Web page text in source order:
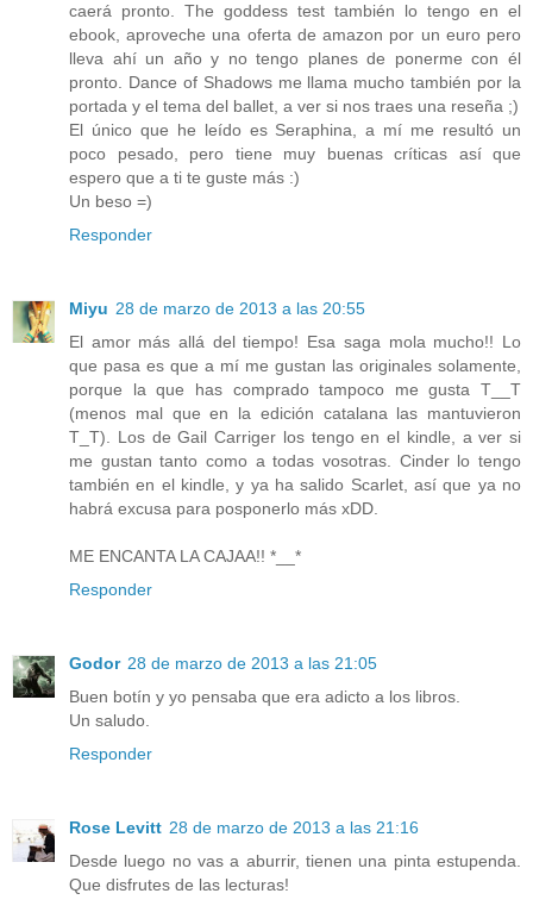
caerá pronto. The goddess test también lo tengo en el
ebook, aproveche una oferta de amazon por un euro pero
lleva ahí un año y no tengo planes de ponerme con él
pronto. Dance of Shadows me llama mucho también por la
portada y el tema del ballet, a ver si nos traes una reseña ;)
El único que he leído es Seraphina, a mí me resultó un
poco pesado, pero tiene muy buenas críticas así que
espero que a ti te guste más :)
Un beso =)
Responder
Miyu 28 de marzo de 2013 a las 20:55
El amor más allá del tiempo! Esa saga mola mucho!! Lo
que pasa es que a mí me gustan las originales solamente,
porque la que has comprado tampoco me gusta T__T
(menos mal que en la edición catalana las mantuvieron
T_T). Los de Gail Carriger los tengo en el kindle, a ver si
me gustan tanto como a todas vosotras. Cinder lo tengo
también en el kindle, y ya ha salido Scarlet, así que ya no
habrá excusa para posponerlo más xDD.
ME ENCANTA LA CAJAA!! *__*
Responder
Godor 28 de marzo de 2013 a las 21:05
Buen botín y yo pensaba que era adicto a los libros.
Un saludo.
Responder
Rose Levitt 28 de marzo de 2013 a las 21:16
Desde luego no vas a aburrir, tienen una pinta estupenda.
Que disfrutes de las lecturas!